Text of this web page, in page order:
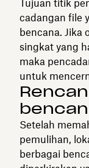
Tujuan titik
cadangan file
bencana. Jika
singkat yang
maka
untuk
Setelah
pemulihan,
berbagai